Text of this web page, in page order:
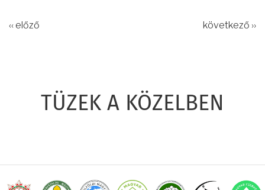
‹‹ előző következő ››
TÜZEK A KÖZELBEN